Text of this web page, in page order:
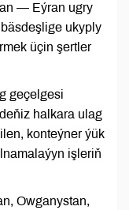
— Eýran ugry
ukyply
üçin şertler
geçelgesi
halkara ulag
konteýner ýük
işleriň
Owganystan,